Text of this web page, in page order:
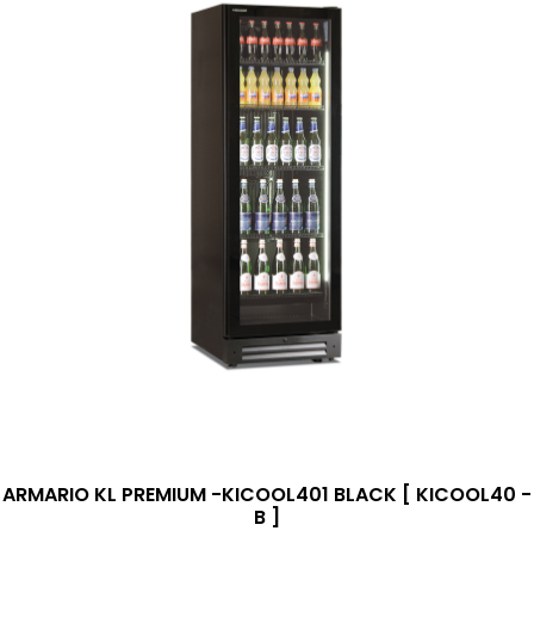
ARMARIO KL PREMIUM -KICOOL401 BLACK [ KICOOL40 -
B ]